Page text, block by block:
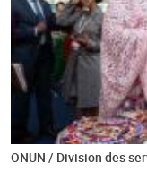
ONUN / Division des